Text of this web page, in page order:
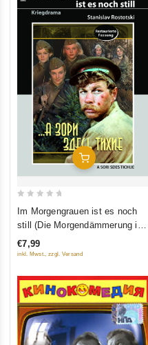
In Den Warenkorb
5
Im Morgengrauen ist es noch
still (Die Morgendämmerung ist
hier still) (A sori sdes tichije)
(Restaurierte Fassung)
€7,99
inkl. Mwst., zzgl. Versand